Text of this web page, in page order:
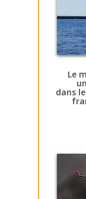
Le
dans